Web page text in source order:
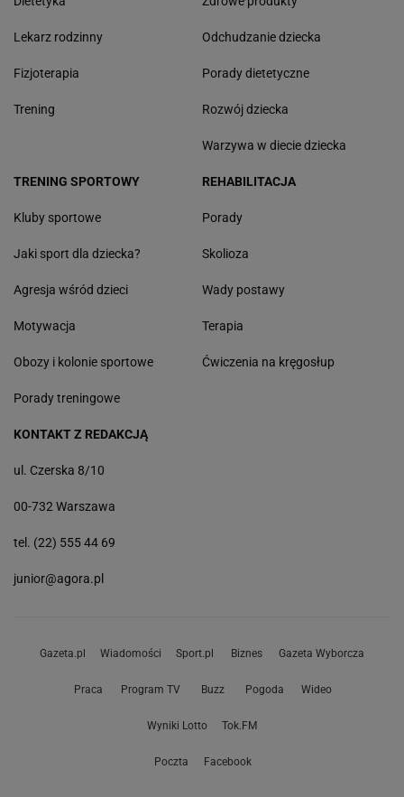
Lekarz rodzinny
Fizjoterapia
Trening
Odchudzanie dziecka
Porady dietetyczne
Rozwój dziecka
Warzywa w diecie dziecka
TRENING SPORTOWY
Kluby sportowe
Jaki sport dla dziecka?
Agresja wśród dzieci
Motywacja
Obozy i kolonie sportowe
Porady treningowe
REHABILITACJA
Porady
Skolioza
Wady postawy
Terapia
Ćwiczenia na kręgosłup
KONTAKT Z REDAKCJĄ
ul. Czerska 8/10
00-732 Warszawa
tel. (22) 555 44 69
junior@agora.pl
Gazeta.pl Wiadomości Sport.pl Biznes Gazeta Wyborcza
Praca Program TV Buzz Pogoda Wideo
Wyniki Lotto Tok.FM
Poczta Facebook